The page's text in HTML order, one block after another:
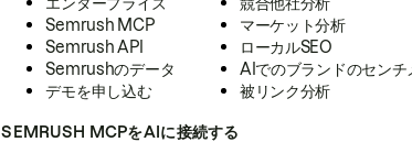
Semrush MCP
Semrush API
Semrushのデータ
デモを申し込む
マーケット分析
ローカルSEO
AIでのブランドのセンチ
被リンク分析
SEMRUSH MCPをAIに接続する